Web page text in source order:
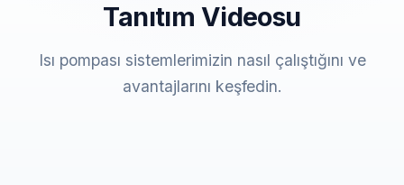
Tanıtım Videosu
Isı pompası sistemlerimizin nasıl çalıştığını ve
avantajlarını keşfedin.